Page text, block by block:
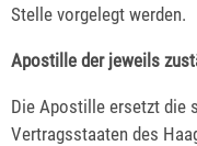
Stelle vorgelegt werden.
Apostille der jeweils
Die Apostille ersetzt die
Vertragsstaaten des